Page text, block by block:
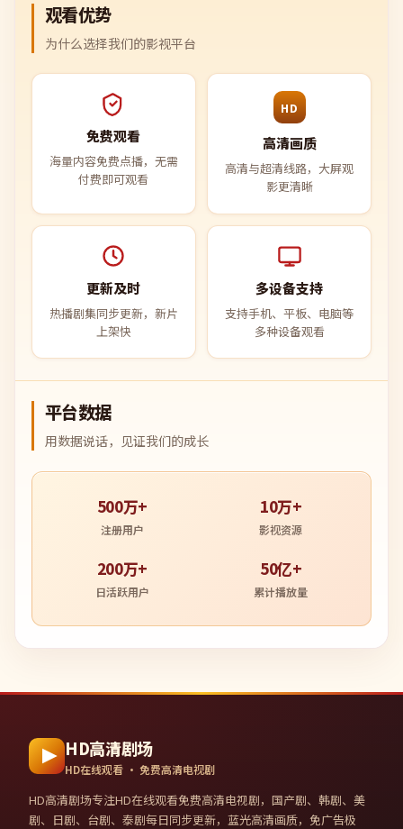
观看优势
为什么选择我们的影视平台
免费观看
海量内容免费点播，无需
付费即可观看
HD
高清画质
高清与超清线路，大屏观
影更清晰
更新及时
热播剧集同步更新，新片
上架快
多设备支持
支持手机、平板、电脑等
多种设备观看
平台数据
用数据说话，见证我们的成长
500万+
注册用户
10万+
影视资源
200万+
日活跃用户
50亿+
累计播放量
HD高清剧场
HD在线观看 · 免费高清电视剧
HD高清剧场专注HD在线观看免费高清电视剧，国产剧、韩剧、美
剧、日剧、台剧、泰剧每日同步更新，蓝光高清画质，免广告极